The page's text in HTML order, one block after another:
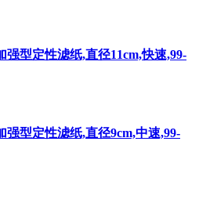
强型定性滤纸,直径11cm,快速,99-
强型定性滤纸,直径9cm,中速,99-